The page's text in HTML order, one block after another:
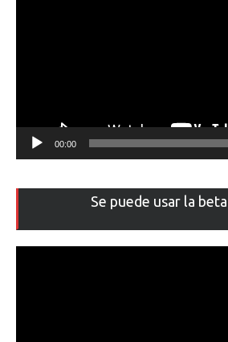
00:00
Se puede usar la